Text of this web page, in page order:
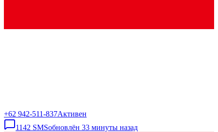
+62 942-511-837Активен
1142 SMSобновлён 33 минуты назад